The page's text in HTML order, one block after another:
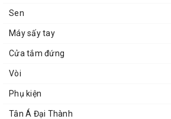
Sen
Máy sấy tay
Cửa tắm đứng
Vòi
Phụ kiện
Tân Á Đại Thành